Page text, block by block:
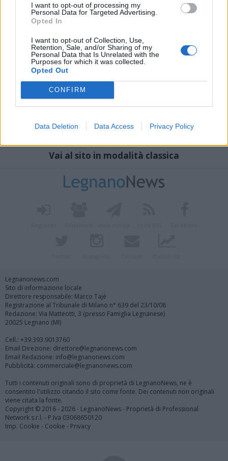
I want to opt-out of processing my
Personal Data for Targeted Advertising.
Opted In
I want to opt-out of Collection, Use,
Retention, Sale, and/or Sharing of my
Personal Data that Is Unrelated with the
Purposes for which it was collected.
Opted Out
CONFIRM
Data Deletion Data Access Privacy Policy
Vai al sito in modalità classica
Legnanonews.com
Sito di informazione locale
Direttore responsabile: Marco Tajè
Registrazione al Tribunale di Milano n° 639 del 23/10/08
Redazione: Via Matteotti, 3 (presso Famiglia Legnanese)
20025 Legnano (MI)
Cell.: +39.393.9013760
Email Direzione: direttore@legnanonews.com
Email Redazione: info@legnanonews.com
Pubblicità: commerciale@legnanonews.com
Tutti i contenuti originali sono di proprietà di LegnanoNews, ne è
consentito l'utilizzo citando il sito come fonte. Dei contenuti non originali
viene citata la fonte.
Copyright © 2016 - 2026 - LegnanoNews - Proprietà di Professional
Network s.r.l. - P.Iva 03068650120
Imp. Cookie - Cookie - Privacy